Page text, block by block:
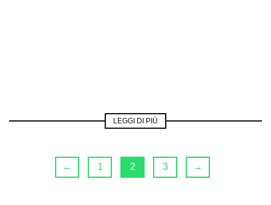
LEGGI DI PIÙ
← 1 2 3 →